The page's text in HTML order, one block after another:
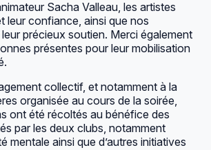
Sacha Valleau, les artistes
leur confiance, ainsi que nos
précieux soutien. Merci également
présentes pour leur mobilisation
collectif, et notamment à la
organisée au cours de la soirée,
ont été récoltés au bénéfice des
par les deux clubs, notamment
mentale ainsi que d’autres initiatives